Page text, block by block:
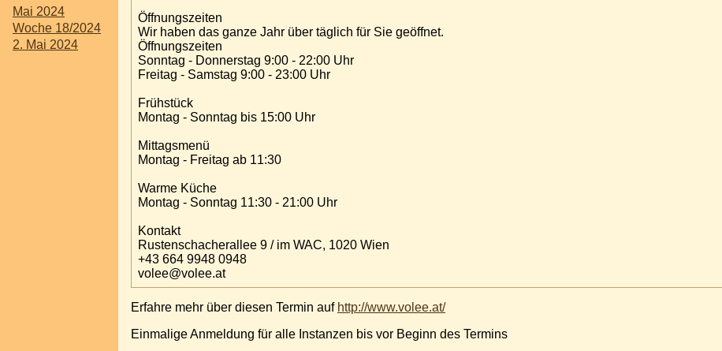
Mai 2024
Woche 18/2024
2. Mai 2024
Öffnungszeiten
Wir haben das ganze Jahr über täglich für Sie geöffnet.
Öffnungszeiten
Sonntag - Donnerstag 9:00 - 22:00 Uhr
Freitag - Samstag 9:00 - 23:00 Uhr
Frühstück
Montag - Sonntag bis 15:00 Uhr
Mittagsmenü
Montag - Freitag ab 11:30
Warme Küche
Montag - Sonntag 11:30 - 21:00 Uhr
Kontakt
Rustenschacherallee 9 / im WAC, 1020 Wien
+43 664 9948 0948
volee@volee.at
Erfahre mehr über diesen Termin auf http://www.volee.at/
Einmalige Anmeldung für alle Instanzen bis vor Beginn des Termins